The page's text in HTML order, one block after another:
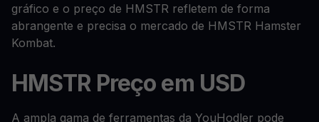
gráfico e o preço de HMSTR refletem de forma
abrangente e precisa o mercado de HMSTR Hamster
Kombat.
HMSTR Preço em USD
A ampla gama de ferramentas da YouHodler pode